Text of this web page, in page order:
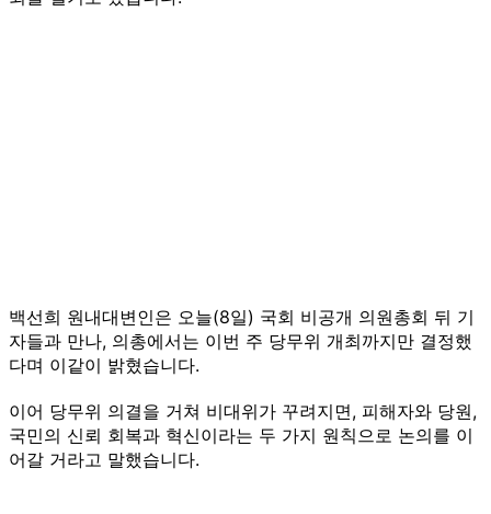
백선희 원내대변인은 오늘(8일) 국회 비공개 의원총회 뒤 기
자들과 만나, 의총에서는 이번 주 당무위 개최까지만 결정했
다며 이같이 밝혔습니다.
이어 당무위 의결을 거쳐 비대위가 꾸려지면, 피해자와 당원,
국민의 신뢰 회복과 혁신이라는 두 가지 원칙으로 논의를 이
어갈 거라고 말했습니다.